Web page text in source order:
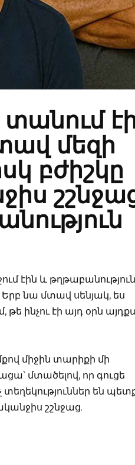
մեզի
բժիշկը
էին և թղթաբանություն
նա մտավ սենյակ, ես
ինչու էի այդ օրն
միջին տարիքի մի
մտածելով, որ գուցե
են
շշնջաց.